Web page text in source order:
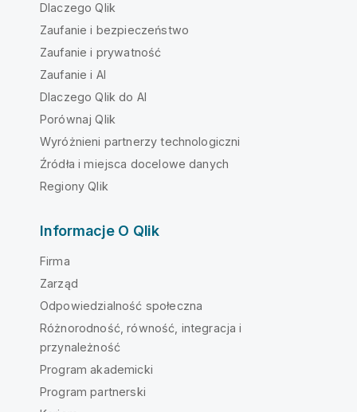
Dlaczego Qlik
Zaufanie i bezpieczeństwo
Zaufanie i prywatność
Zaufanie i AI
Dlaczego Qlik do AI
Porównaj Qlik
Wyróżnieni partnerzy technologiczni
Źródła i miejsca docelowe danych
Regiony Qlik
Informacje O Qlik
Firma
Zarząd
Odpowiedzialność społeczna
Różnorodność, równość, integracja i
przynależność
Program akademicki
Program partnerski